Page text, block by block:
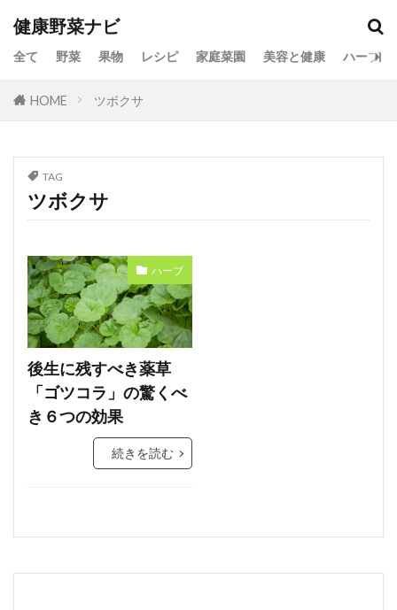
健康野菜ナビ
全て 野菜 果物 レシピ 家庭菜園 美容と健康 ハーブ
HOME ツボクサ
TAG
ツボクサ
ハーブ
後生に残すべき薬草
「ゴツコラ」の驚くべ
き６つの効果
続きを読む